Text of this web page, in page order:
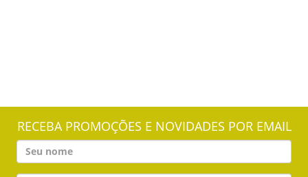
RECEBA PROMOÇÕES E NOVIDADES POR EMAIL